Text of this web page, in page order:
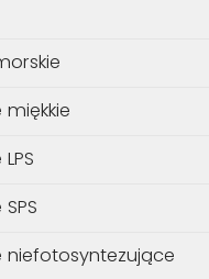
niefotosyntezujące